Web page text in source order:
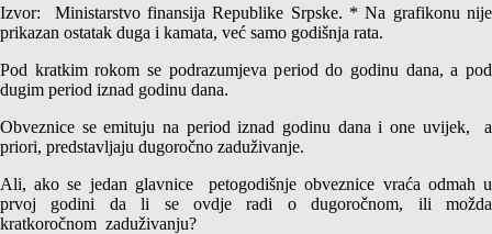
Izvor: Ministarstvo finansija Republike Srpske. * Na grafikonu nije
prikazan ostatak duga i kamata, već samo godišnja rata.
Pod kratkim rokom se podrazumjeva period do godinu dana, a pod
dugim period iznad godinu dana.
Obveznice se emituju na period iznad godinu dana i one uvijek, a
priori, predstavljaju dugoročno zaduživanje.
Ali, ako se jedan glavnice petogodišnje obveznice vraća odmah u
prvoj godini da li se ovdje radi o dugoročnom, ili možda
kratkoročnom zaduživanju?